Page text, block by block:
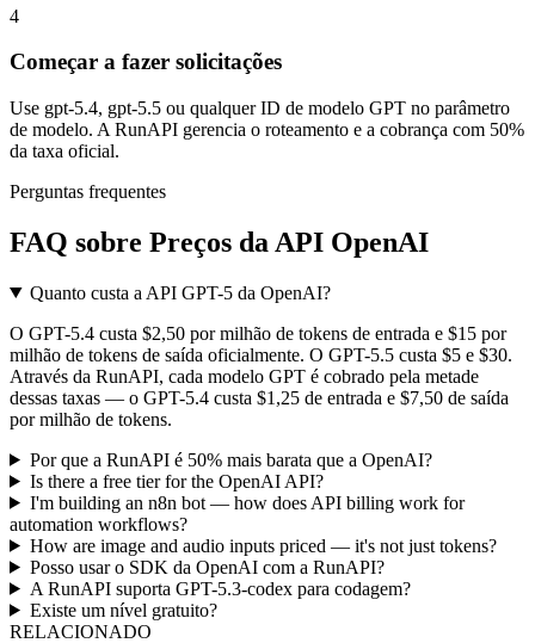
4
Começar a fazer solicitações
Use gpt-5.4, gpt-5.5 ou qualquer ID de modelo GPT no parâmetro
de modelo. A RunAPI gerencia o roteamento e a cobrança com 50%
da taxa oficial.
Perguntas frequentes
FAQ sobre Preços da API OpenAI
Quanto custa a API GPT-5 da OpenAI?
O GPT-5.4 custa $2,50 por milhão de tokens de entrada e $15 por
milhão de tokens de saída oficialmente. O GPT-5.5 custa $5 e $30.
Através da RunAPI, cada modelo GPT é cobrado pela metade
dessas taxas — o GPT-5.4 custa $1,25 de entrada e $7,50 de saída
por milhão de tokens.
Por que a RunAPI é 50% mais barata que a OpenAI?
Is there a free tier for the OpenAI API?
I'm building an n8n bot — how does API billing work for
automation workflows?
How are image and audio inputs priced — it's not just tokens?
Posso usar o SDK da OpenAI com a RunAPI?
A RunAPI suporta GPT-5.3-codex para codagem?
Existe um nível gratuito?
RELACIONADO